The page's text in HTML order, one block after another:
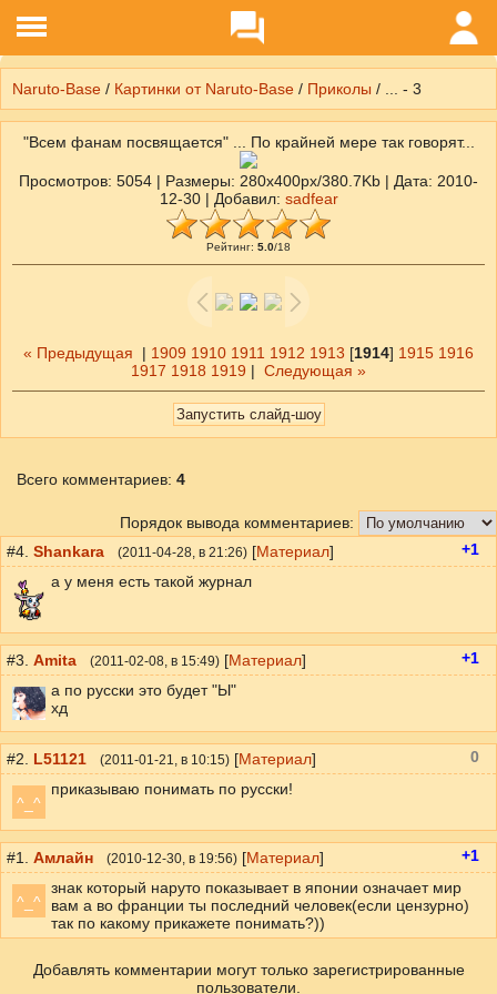
Naruto-Base / Картинки от Naruto-Base / Приколы / ... - 3
"Всем фанам посвящается" ... По крайней мере так говорят...
Просмотров: 5054 | Размеры: 280x400px/380.7Kb | Дата: 2010-
12-30 | Добавил: sadfear
Рейтинг: 5.0/18
« Предыдущая | 1909 1910 1911 1912 1913 [1914] 1915 1916
1917 1918 1919 | Следующая »
Всего комментариев: 4
Порядок вывода комментариев:
#4. Shankara (2011-04-28 , в 21:26) [Материал]
а у меня есть такой журнал
+1
#3. Amita (2011-02-08 , в 15:49) [Материал]
а по русски это будет "Ы"
хд
+1
#2. L51121 (2011-01-21 , в 10:15) [Материал]
^_^
приказываю понимать по русски!
0
#1. Амлайн (2010-12-30 , в 19:56) [Материал]
^_^
знак который наруто показывает в японии означает мир
вам а во франции ты последний человек(если цензурно)
так по какому прикажете понимать?))
+1
Добавлять комментарии могут только зарегистрированные
пользователи.